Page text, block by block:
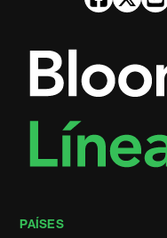
PAÍSES